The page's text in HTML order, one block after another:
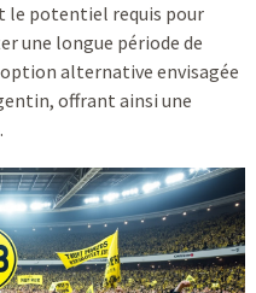
le potentiel requis pour
une longue période de
alternative envisagée
offrant ainsi une